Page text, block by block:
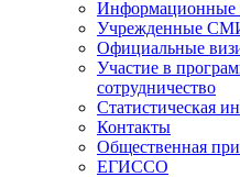
Информационные
Учрежденные
Официальные
Участие в
сотрудничество
Статистическая
Контакты
Общественная
ЕГИССО